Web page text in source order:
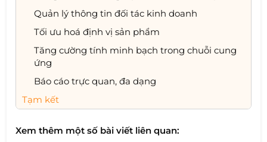
Quản lý thông tin đối tác kinh doanh
Tối ưu hoá định vị sản phẩm
Tăng cường tính minh bạch trong chuỗi cung
ứng
Báo cáo trực quan, đa dạng
Tạm kết
Xem thêm một số bài viết liên quan: